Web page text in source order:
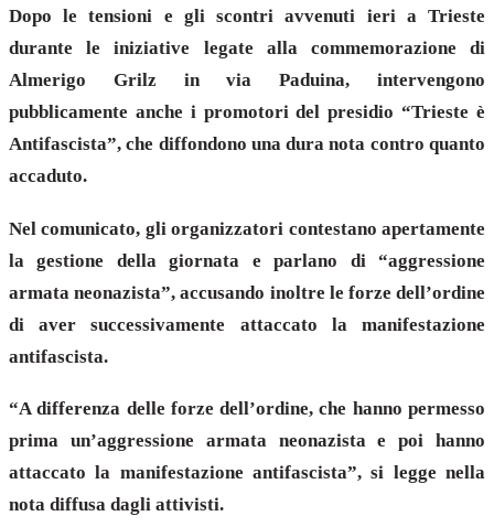
Dopo le tensioni e gli scontri avvenuti ieri a Trieste
durante le iniziative legate alla commemorazione di
Almerigo Grilz in via Paduina, intervengono
pubblicamente anche i promotori del presidio “Trieste è
Antifascista”, che diffondono una dura nota contro quanto
accaduto.
Nel comunicato, gli organizzatori contestano apertamente
la gestione della giornata e parlano di “aggressione
armata neonazista”, accusando inoltre le forze dell’ordine
di aver successivamente attaccato la manifestazione
antifascista.
“A differenza delle forze dell’ordine, che hanno permesso
prima un’aggressione armata neonazista e poi hanno
attaccato la manifestazione antifascista”, si legge nella
nota diffusa dagli attivisti.